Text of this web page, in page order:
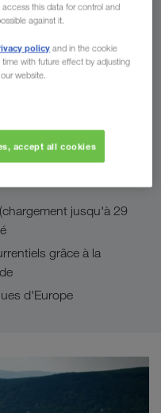
WALTER
jusqu'à 29
grâce à la
d'Europe
this data for control and
against it.
policy and in the cookie
with future effect by adjusting
website.
accept all cookies